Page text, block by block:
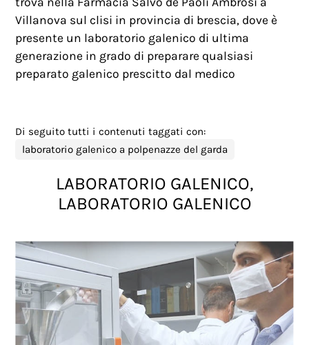
Villanova sul clisi in provincia di brescia, dove è
presente un laboratorio galenico di ultima
generazione in grado di preparare qualsiasi
preparato galenico prescitto dal medico
Di seguito tutti i contenuti taggati con:
laboratorio galenico a polpenazze del garda
LABORATORIO GALENICO,
LABORATORIO GALENICO